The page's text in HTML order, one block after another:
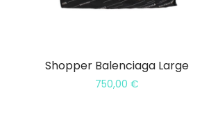
Shopper Balenciaga Large
750,00 €